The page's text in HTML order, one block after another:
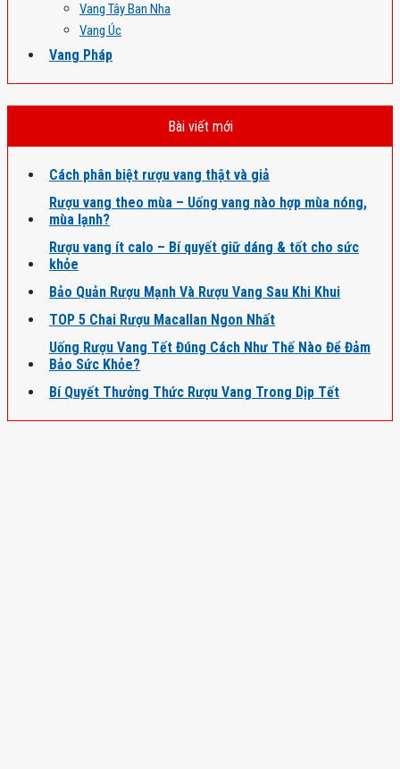
Vang Tây Ban Nha
Vang Úc
Vang Pháp
Bài viết mới
Cách phân biệt rượu vang thật và giả
Rượu vang theo mùa – Uống vang nào hợp mùa nóng,
mùa lạnh?
Rượu vang ít calo – Bí quyết giữ dáng & tốt cho sức
khỏe
Bảo Quản Rượu Mạnh Và Rượu Vang Sau Khi Khui
TOP 5 Chai Rượu Macallan Ngon Nhất
Uống Rượu Vang Tết Đúng Cách Như Thế Nào Để Đảm
Bảo Sức Khỏe?
Bí Quyết Thưởng Thức Rượu Vang Trong Dịp Tết